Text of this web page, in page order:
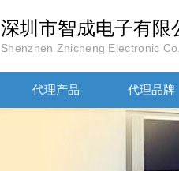
深圳市智成电子有限
Shenzhen Zhicheng Electronic
代理产品 代理品牌